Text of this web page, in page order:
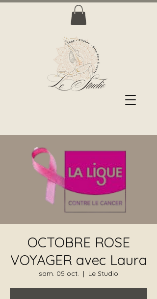
OCTOBRE ROSE
VOYAGER avec Laura
sam. 05 oct.
  |
Le Studio